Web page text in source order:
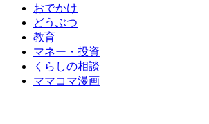
おでかけ
どうぶつ
教育
マネー・投資
くらしの相談
ママコマ漫画